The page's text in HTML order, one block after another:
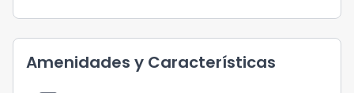
Amenidades y Características